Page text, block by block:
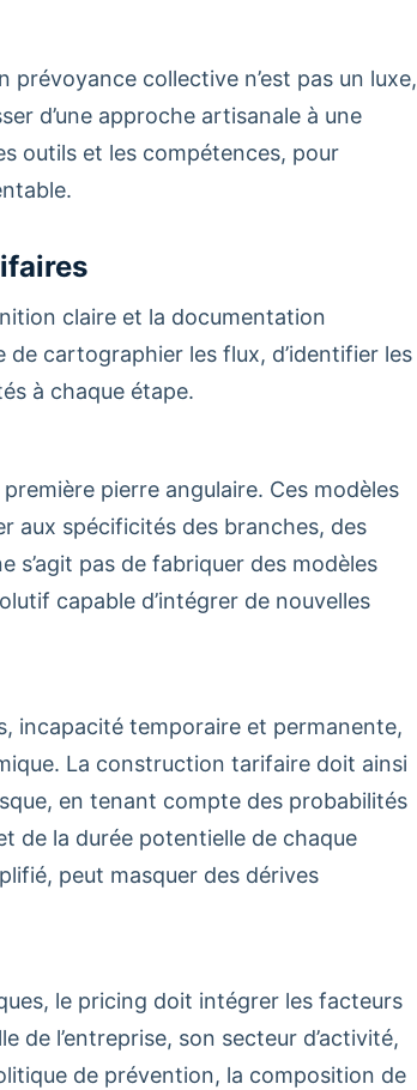
prévoyance collective n’est pas un luxe,
d’une approche artisanale à une
outils et les compétences, pour
claire et la documentation
cartographier les flux, d’identifier les
à chaque étape.
pierre angulaire. Ces modèles
aux spécificités des branches, des
s’agit pas de fabriquer des modèles
capable d’intégrer de nouvelles
incapacité temporaire et permanente,
La construction tarifaire doit ainsi
en tenant compte des probabilités
de la durée potentielle de chaque
peut masquer des dérives
le pricing doit intégrer les facteurs
l’entreprise, son secteur d’activité,
de prévention, la composition de